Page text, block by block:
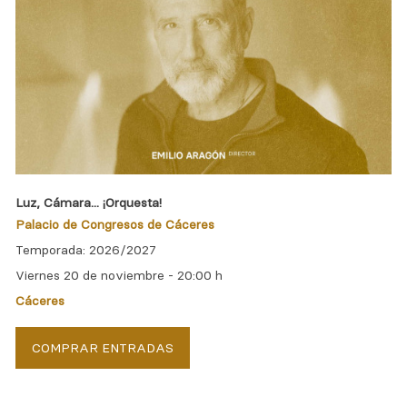
Luz, Cámara... ¡Orquesta!
Palacio de Congresos de Cáceres
Temporada: 2026/2027
Viernes 20 de noviembre -20:00 h
Cáceres
COMPRAR ENTRADAS